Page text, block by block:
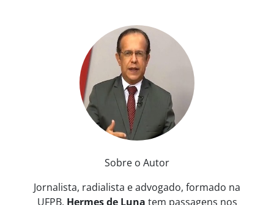
Sobre o Autor
Jornalista, radialista e advogado, formado na
UFPB, Hermes de Luna tem passagens nos